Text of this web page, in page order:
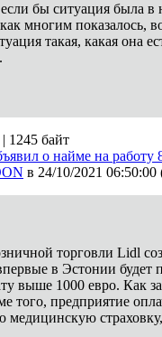
бы ситуация была в
многим показалось,
такая, какая она
.
| 1245 байт
о найме на работу
в 24/10/2021 06:50:00
торговли Lidl
в Эстонии будет
выше 1000 евро. Как
того, предприятие
медицинскую